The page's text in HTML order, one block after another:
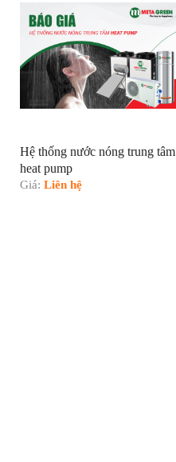
Hệ thống nước nóng trung tâm
heat pump
Giá: Liên hệ